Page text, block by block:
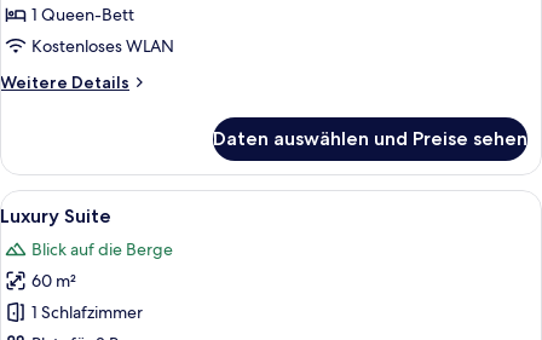
1 Queen-Bett
Kostenloses WLAN
Weitere Details
Weitere
Daten auswählen und Preise sehen
Alle
Fotos
für
Luxury
Suite
Ein Schlafzimmer mit einem großen
8
Luxury Suite
Blick auf die Berge
60 m²
1 Schlafzimmer